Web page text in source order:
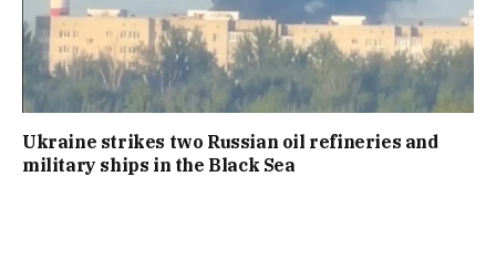
Ukraine strikes two Russian oil refineries and
military ships in the Black Sea